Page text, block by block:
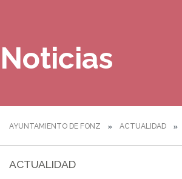
Noticias
AYUNTAMIENTO DE FONZ ACTUALIDAD
ACTUALIDAD